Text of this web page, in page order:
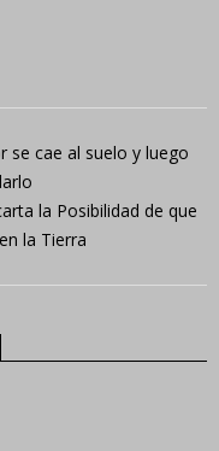
se cae al suelo y luego
la Posibilidad de que
la Tierra